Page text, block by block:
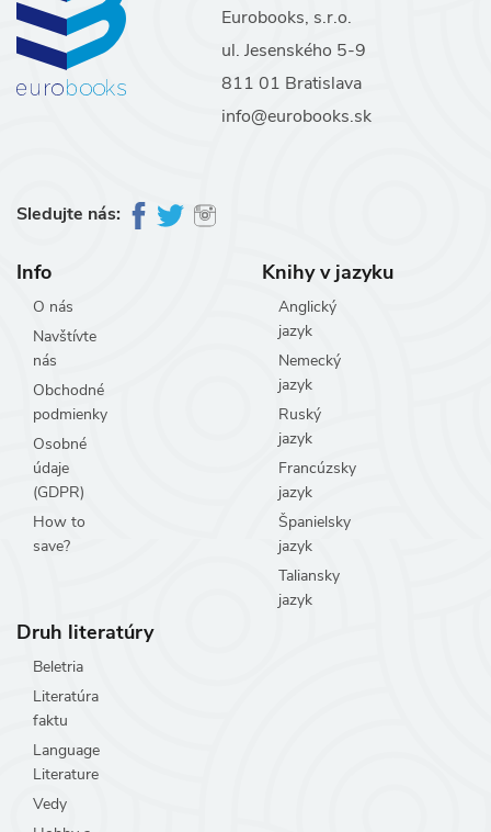
Eurobooks, s.r.o.
ul. Jesenského 5-9
811 01 Bratislava
info@eurobooks.sk
Sledujte nás:
Info
O nás
Navštívte
nás
Obchodné
podmienky
Osobné
údaje
(GDPR)
How to
save?
Knihy v jazyku
Anglický
jazyk
Nemecký
jazyk
Ruský
jazyk
Francúzsky
jazyk
Španielsky
jazyk
Taliansky
jazyk
Druh literatúry
Beletria
Literatúra
faktu
Language
Literature
Vedy